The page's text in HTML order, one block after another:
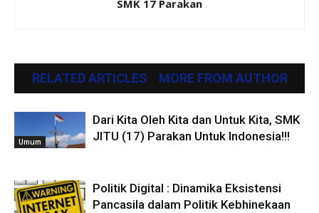
SMK 17 Parakan
RELATED ARTICLES MORE FROM AUTHOR
Umum
Dari Kita Oleh Kita dan Untuk Kita, SMK
JITU (17) Parakan Untuk Indonesia!!!
Politik Digital : Dinamika Eksistensi
Pancasila dalam Politik Kebhinekaan